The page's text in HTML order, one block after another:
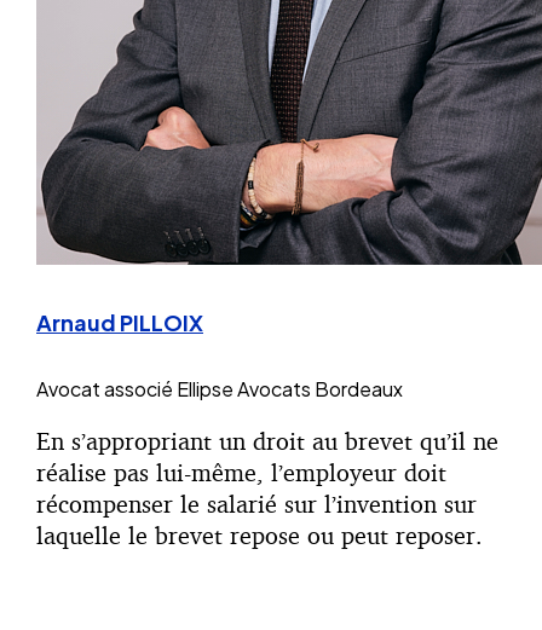
Arnaud PILLOIX
Avocat associé Ellipse Avocats Bordeaux
En s’appropriant un droit au brevet qu’il ne
réalise pas lui-même, l’employeur doit
récompenser le salarié sur l’invention sur
laquelle le brevet repose ou peut reposer.